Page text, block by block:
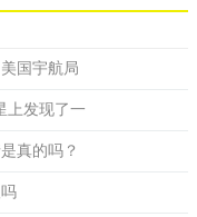
国宇航局
上发现了一
真的吗？